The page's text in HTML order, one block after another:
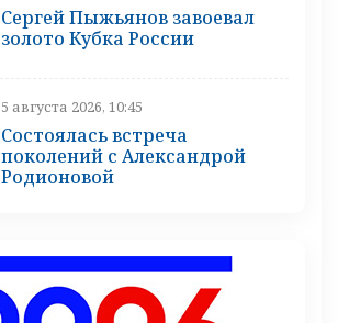
Сергей Пыжьянов завоевал
золото Кубка России
5 августа 2026, 10:45
Состоялась встреча
поколений с Александрой
Родионовой